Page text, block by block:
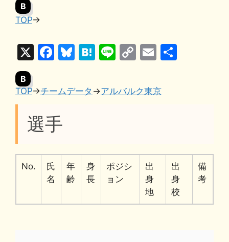
B
TOP→
X
F
c
e
b
o
o
k
Bl
e
s
H
e
n
Li
e
C
p
y
k
E
ai
l
B
TOP→チームデータ →アルバルク東京
選手
No.
氏
名
年
齢
身
長
ポジシ
ョン
出
身
地
出
身
校
備
考